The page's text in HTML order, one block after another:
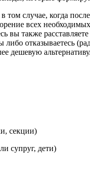
том случае, когда
всех
вы также
либо отказываетесь
дешевую
секции)
супруг, дети)